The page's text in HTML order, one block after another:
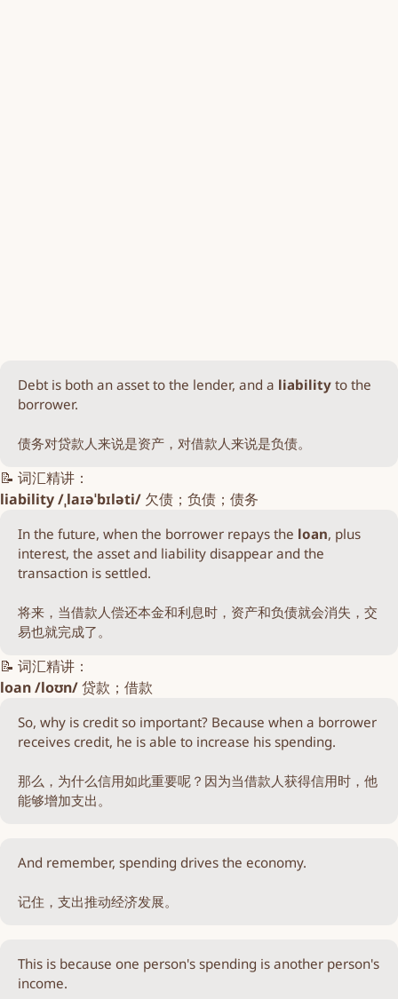
Debt is both an asset to the lender, and a liability to the
borrower.
债务对贷款人来说是资产，对借款人来说是负债。
📝 词汇精讲：
liability /ˌlaɪəˈbɪləti/ 欠债；负债；债务
In the future, when the borrower repays the loan, plus
interest, the asset and liability disappear and the
transaction is settled.
将来，当借款人偿还本金和利息时，资产和负债就会消失，交
易也就完成了。
📝 词汇精讲：
loan /loʊn/贷款；借款
So, why is credit so important? Because when a borrower
receives credit, he is able to increase his spending.
那么，为什么信用如此重要呢？因为当借款人获得信用时，他
能够增加支出。
And remember, spending drives the economy.
记住，支出推动经济发展。
This is because one person's spending is another person's
income.